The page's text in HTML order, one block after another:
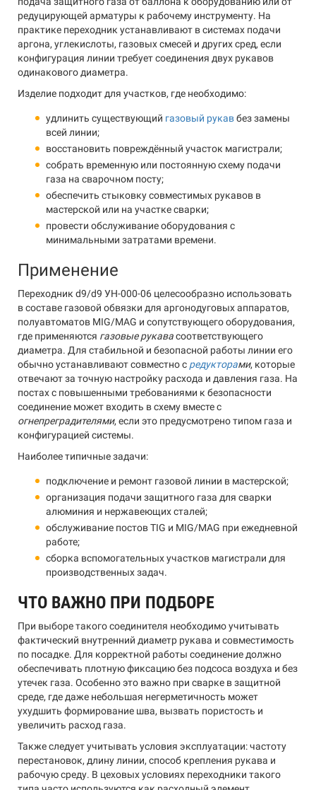
редуцирующей арматуры к рабочему инструменту. На
практике переходник устанавливают в системах подачи
аргона, углекислоты, газовых смесей и других сред, если
конфигурация линии требует соединения двух рукавов
одинакового диаметра.
Изделие подходит для участков, где необходимо:
удлинить существующий газовый рукавбез замены
всей линии;
восстановить повреждённый участок магистрали;
собрать временную или постоянную схему подачи
газа на сварочном посту;
обеспечить стыковку совместимых рукавов в
мастерской или на участке сварки;
провести обслуживание оборудования с
минимальными затратами времени.
Применение
Переходник d9/d9 УН-000-06 целесообразно использовать
в составе газовой обвязки для аргонодуговых аппаратов,
полуавтоматов MIG/MAG и сопутствующего оборудования,
где применяются газовые рукавасоответствующего
диаметра. Для стабильной и безопасной работы линии его
обычно устанавливают совместно с редукторами, которые
отвечают за точную настройку расхода и давления газа. На
постах с повышенными требованиями к безопасности
соединение может входить в схему вместе с
огнепреградителями, если это предусмотрено типом газа и
конфигурацией системы.
Наиболее типичные задачи:
подключение и ремонт газовой линии в мастерской;
организация подачи защитного газа для сварки
алюминия и нержавеющих сталей;
обслуживание постов TIG и MIG/MAG при ежедневной
работе;
сборка вспомогательных участков магистрали для
производственных задач.
ЧТО ВАЖНО ПРИ ПОДБОРЕ
При выборе такого соединителя необходимо учитывать
фактический внутренний диаметр рукава и совместимость
по посадке. Для корректной работы соединение должно
обеспечивать плотную фиксацию без подсоса воздуха и без
утечек газа. Особенно это важно при сварке в защитной
среде, где даже небольшая негерметичность может
ухудшить формирование шва, вызвать пористость и
увеличить расход газа.
Также следует учитывать условия эксплуатации: частоту
перестановок, длину линии, способ крепления рукава и
рабочую среду. В цеховых условиях переходники такого